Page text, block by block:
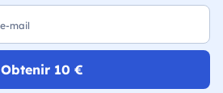
Obtenir 10 €